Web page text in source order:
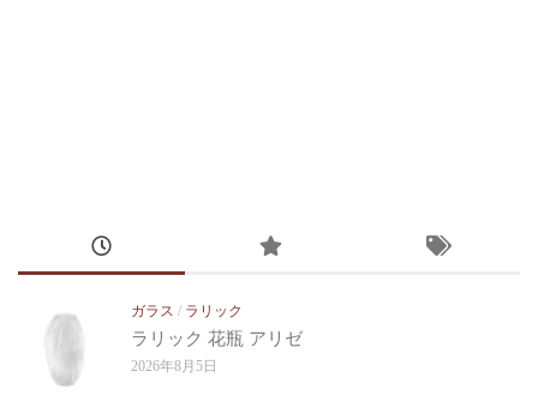
ガラス / ラリック
ラリック 花瓶 アリゼ
2026年8月5日